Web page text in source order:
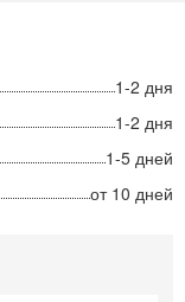
1-2 дня
1-2 дня
1-5 дней
от 10 дней